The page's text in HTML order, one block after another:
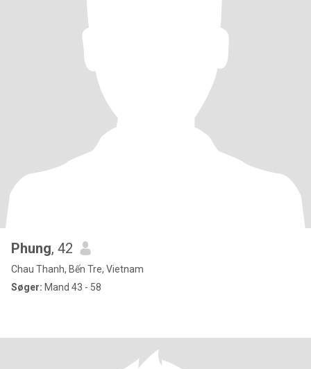
Phung, 42
Chau Thanh, Bến Tre, Vietnam
Søger: Mand 43 - 58